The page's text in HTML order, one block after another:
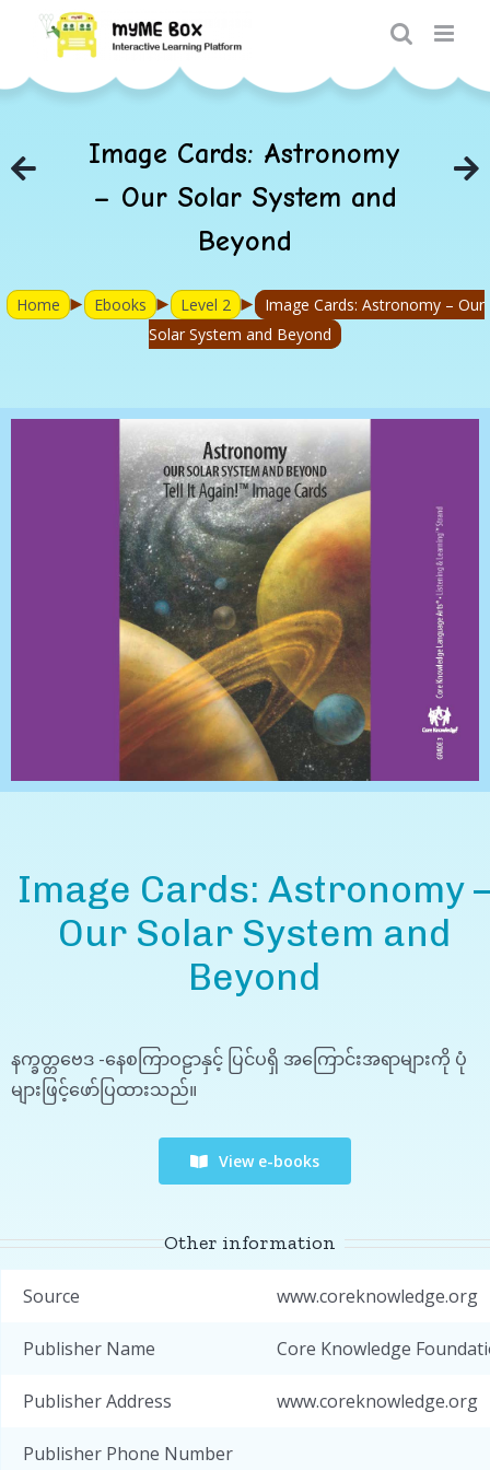
content
Image Cards: Astronomy
– Our Solar System and
Beyond
Home ► Ebooks ► Level 2 ► Image Cards: Astronomy – Our
Solar System and Beyond
Image Cards: Astronomy
Our Solar System and
Beyond
နက္ခတ္တဗေဒ -နေစကြာဝဠာနှင့် ပြင်ပရှိ အကြောင်းအရာများကို ပုံ
များဖြင့်ဖော်ပြထားသည်။
View e-books
Other information
Source www.coreknowledge.org
Publisher Name Core Knowledge
Publisher Address www.coreknowledge.org
Publisher Phone Number